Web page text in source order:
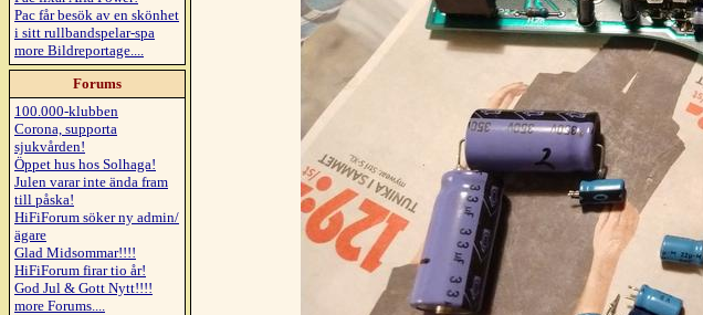
Pac får besök av en skönhet
i sitt rullbandspelar-spa
more Bildreportage....
Forums
100.000-klubben
Corona, supporta
sjukvården!
Öppet hus hos Solhaga!
Julen varar inte ända fram
till påska!
HiFiForum söker ny admin/
ägare
Glad Midsommar!!!!
HiFiForum firar tio år!
God Jul & Gott Nytt!!!!
more Forums....